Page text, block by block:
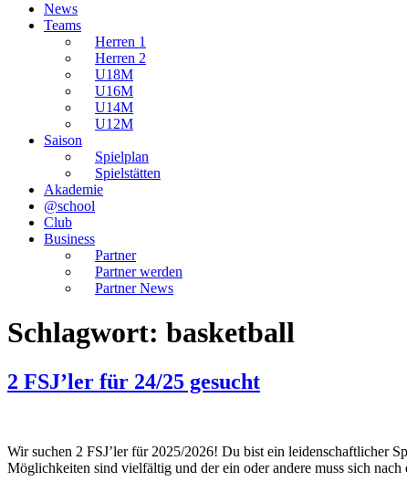
News
Teams
Herren 1
Herren 2
U18M
U16M
U14M
U12M
Saison
Spielplan
Spielstätten
Akademie
@school
Club
Business
Partner
Partner werden
Partner News
Schlagwort: basketball
2 FSJ’ler für 24/25 gesucht
Wir suchen 2 FSJ’ler für 2025/2026! Du bist ein leidenschaftlicher
Möglichkeiten sind vielfältig und der ein oder andere muss sich